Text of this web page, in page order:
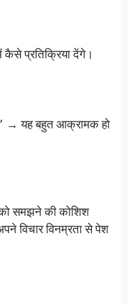
प्रतिक्रिया देंगे।
→ यह बहुत आक्रामक हो
समझने की कोशिश
विचार विनम्रता से पेश